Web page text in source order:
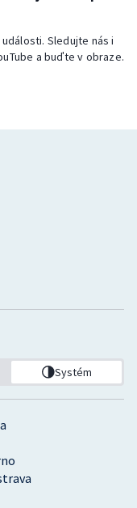
Sledujte nás i
a buďte v obraze.
Systém